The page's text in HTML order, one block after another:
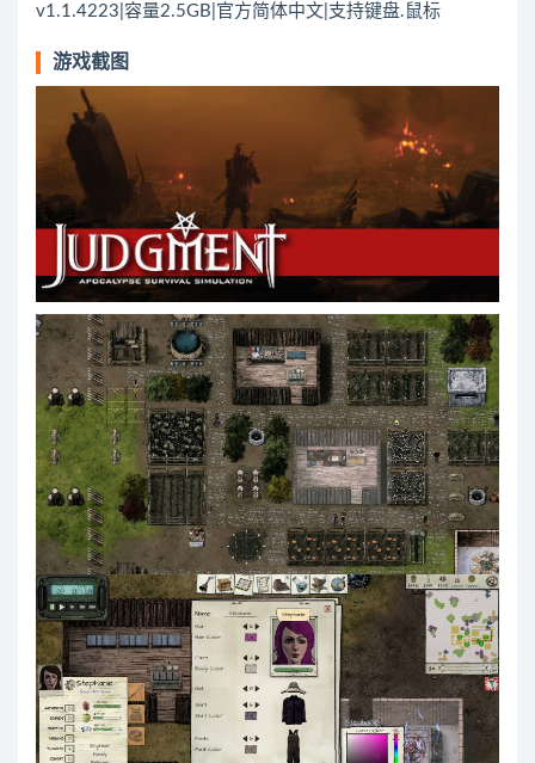
v1.1.4223|容量2.5GB|官方简体中文|支持键盘.鼠标
游戏截图